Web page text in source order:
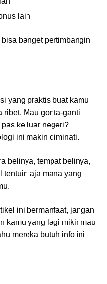
lain
banget pertimbangin
yang praktis buat kamu
ribet. Mau gonta-ganti
ke luar negeri?
ini makin diminati.
belinya, tempat belinya,
tentuin aja mana yang
ini bermanfaat, jangan
kamu yang lagi mikir mau
mereka butuh info ini